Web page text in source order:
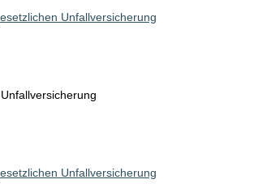
Unfallversicherung
Unfallversicherung